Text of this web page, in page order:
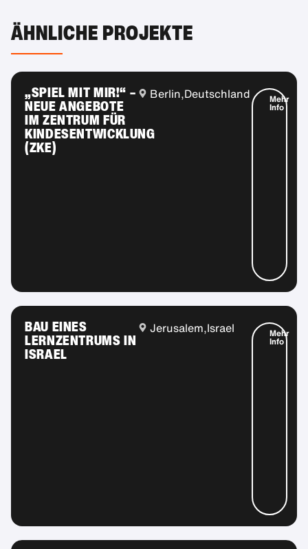
ÄHNLICHE PROJEKTE
„SPIEL MIT MIR!“ –
NEUE ANGEBOTE
IM ZENTRUM FÜR
KINDESENTWICKLUNG
(ZKE)
Berlin,Deutschland Mehr
Info
BAU EINES
LERNZENTRUMS IN
ISRAEL
Jerusalem,Israel Mehr
Info